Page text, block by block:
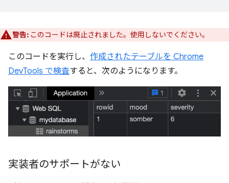
警告: このコードは廃止されました。使用しないでください。
このコードを実行し、 作成されたテーブルを Chrome
DevTools で検査すると、次のようになります。
実装者のサポートがない